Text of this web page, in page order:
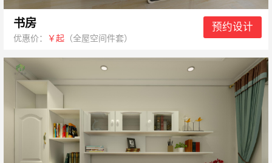
书房
优惠价： ￥起 （全屋空间件套）
预约设计